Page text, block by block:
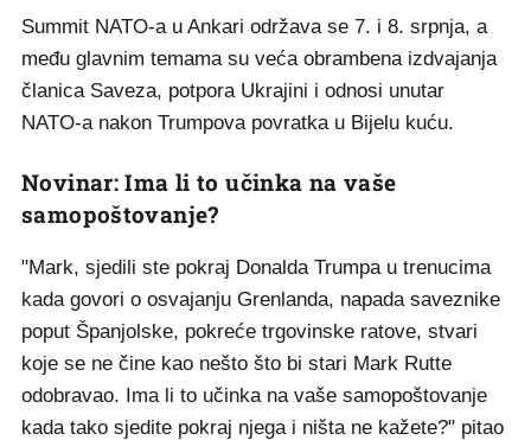
Summit NATO-a u Ankari održava se 7. i 8. srpnja, a
među glavnim temama su veća obrambena izdvajanja
članica Saveza, potpora Ukrajini i odnosi unutar
NATO-a nakon Trumpova povratka u Bijelu kuću.
Novinar: Ima li to učinka na vaše
samopoštovanje?
"Mark, sjedili ste pokraj Donalda Trumpa u trenucima
kada govori o osvajanju Grenlanda, napada saveznike
poput Španjolske, pokreće trgovinske ratove, stvari
koje se ne čine kao nešto što bi stari Mark Rutte
odobravao. Ima li to učinka na vaše samopoštovanje
kada tako sjedite pokraj njega i ništa ne kažete?" pitao